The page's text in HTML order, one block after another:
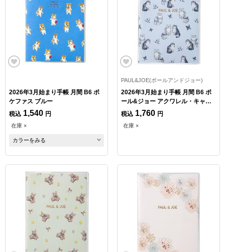
2026年3月始まり手帳 月間 B6 ポ
ケファス ブルー
税込 1,540 円
在庫 ×
カラーをみる
PAUL&JOE(ポールアンドジョー)
2026年3月始まり手帳 月間 B6 ポ
ール&ジョー アクワレル・キャッ
ツ
税込 1,760 円
在庫 ×